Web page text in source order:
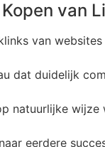
van
van
dat duidelijk
natuurlijke
eerdere